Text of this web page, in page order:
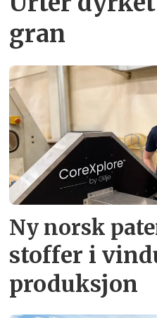
gran
Ny norsk
stoffer i
produksjon